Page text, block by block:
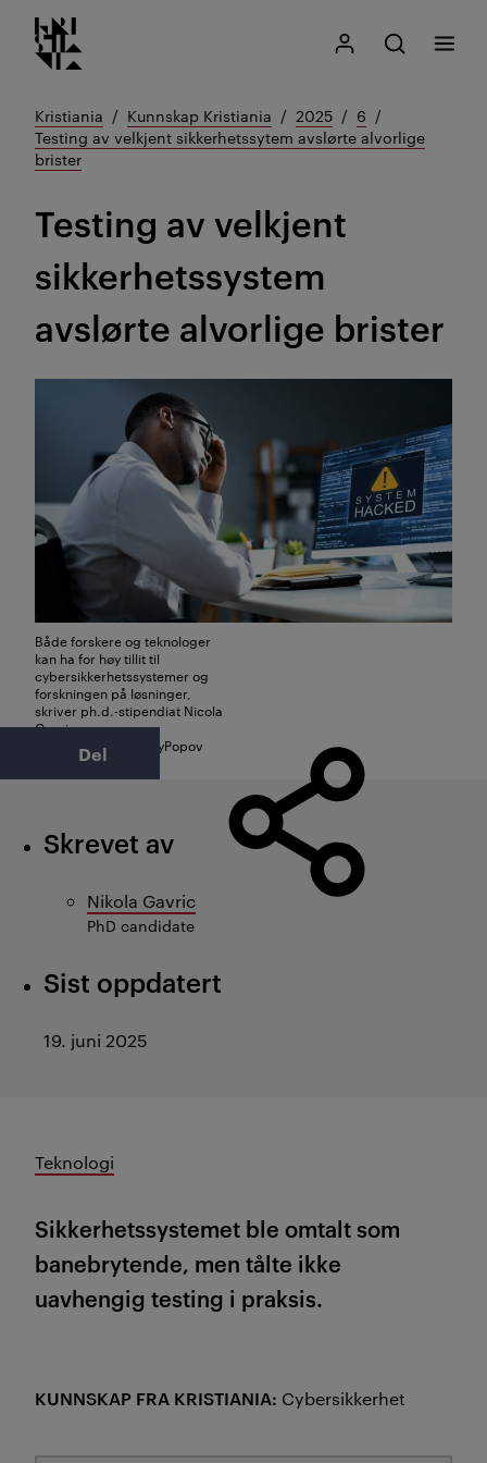
Gå
til
Kristiania logo
Mitt Kristiania
Åpne søk
Søk
Meny
Kristiania Kunnskap Kristiania 2025
6
Testing av velkjent sikkerhetssytem avslørte alvorlige
brister
Testing av velkjent
sikkerhetssystem
avslørte alvorlige brister
Både forskere og teknologer
kan ha for høy tillit til
cybersikkerhetssystemer og
forskningen på løsninger,
skriver ph.d.-stipendiat Nicola
Gavric.
Foto: iStock / AndreyPopov
Del
Skrevet av
Nikola Gavric
PhD candidate
Sist oppdatert
19. juni 2025
Teknologi
Sikkerhetssystemet ble omtalt som
banebrytende, men tålte ikke
uavhengig testing i praksis.
KUNNSKAP FRA KRISTIANIA: Cybersikkerhet